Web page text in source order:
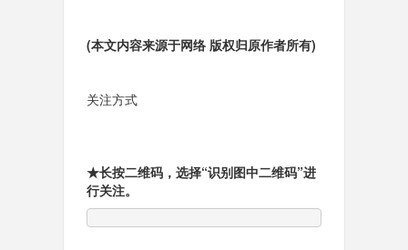
(本文内容来源于网络 版权归原作者所有)
关注方式
★长按二维码，选择“识别图中二维码”进
行关注。